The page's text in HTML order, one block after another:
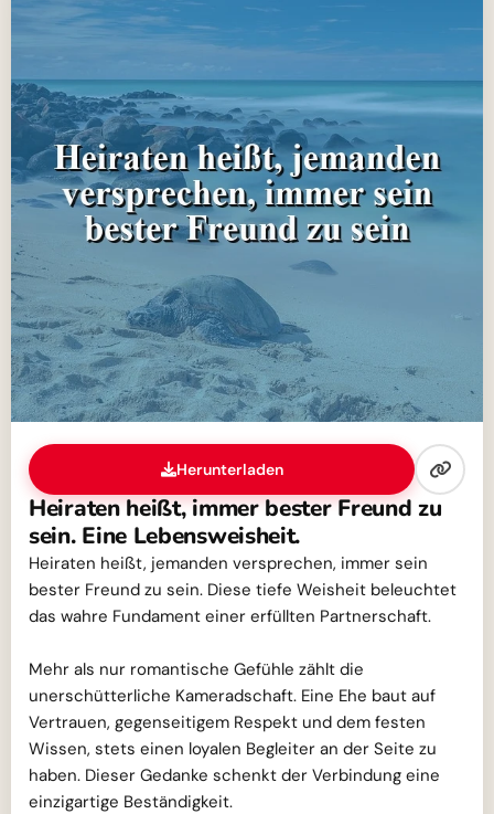
Herunterladen
Heiraten heißt, immer bester Freund zu
sein. Eine Lebensweisheit.
Heiraten heißt, jemanden versprechen, immer sein
bester Freund zu sein. Diese tiefe Weisheit beleuchtet
das wahre Fundament einer erfüllten Partnerschaft.
Mehr als nur romantische Gefühle zählt die
unerschütterliche Kameradschaft. Eine Ehe baut auf
Vertrauen, gegenseitigem Respekt und dem festen
Wissen, stets einen loyalen Begleiter an der Seite zu
haben. Dieser Gedanke schenkt der Verbindung eine
einzigartige Beständigkeit.